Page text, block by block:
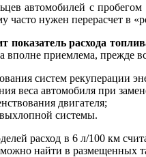
автомобилей с
часто нужен перерасчет в
показатель расхода
вполне приемлема, прежде
систем рекуперации
веса автомобиля при
двигателя;
системы.
расход в 6 л/100 км
найти в размещенных